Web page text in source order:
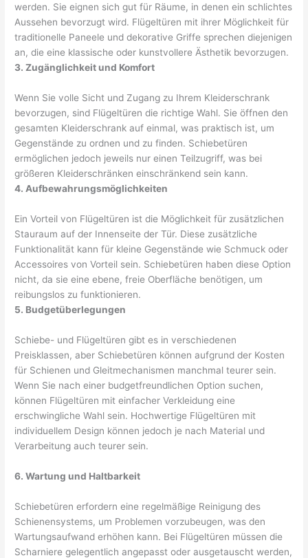
werden. Sie eignen sich gut für Räume, in denen ein schlichtes
Aussehen bevorzugt wird. Flügeltüren mit ihrer Möglichkeit für
traditionelle Paneele und dekorative Griffe sprechen diejenigen
an, die eine klassische oder kunstvollere Ästhetik bevorzugen.
3. Zugänglichkeit und Komfort
Wenn Sie volle Sicht und Zugang zu Ihrem Kleiderschrank
bevorzugen, sind Flügeltüren die richtige Wahl. Sie öffnen den
gesamten Kleiderschrank auf einmal, was praktisch ist, um
Gegenstände zu ordnen und zu finden. Schiebetüren
ermöglichen jedoch jeweils nur einen Teilzugriff, was bei
größeren Kleiderschränken einschränkend sein kann.
4. Aufbewahrungsmöglichkeiten
Ein Vorteil von Flügeltüren ist die Möglichkeit für zusätzlichen
Stauraum auf der Innenseite der Tür. Diese zusätzliche
Funktionalität kann für kleine Gegenstände wie Schmuck oder
Accessoires von Vorteil sein. Schiebetüren haben diese Option
nicht, da sie eine ebene, freie Oberfläche benötigen, um
reibungslos zu funktionieren.
5. Budgetüberlegungen
Schiebe- und Flügeltüren gibt es in verschiedenen
Preisklassen, aber Schiebetüren können aufgrund der Kosten
für Schienen und Gleitmechanismen manchmal teurer sein.
Wenn Sie nach einer budgetfreundlichen Option suchen,
können Flügeltüren mit einfacher Verkleidung eine
erschwingliche Wahl sein. Hochwertige Flügeltüren mit
individuellem Design können jedoch je nach Material und
Verarbeitung auch teurer sein.
6. Wartung und Haltbarkeit
Schiebetüren erfordern eine regelmäßige Reinigung des
Schienensystems, um Problemen vorzubeugen, was den
Wartungsaufwand erhöhen kann. Bei Flügeltüren müssen die
Scharniere gelegentlich angepasst oder ausgetauscht werden,